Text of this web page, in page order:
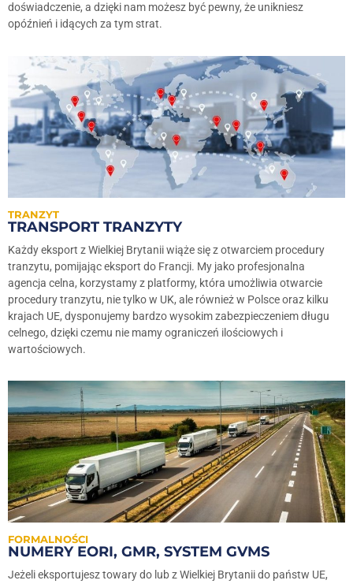
doświadczenie, a dzięki nam możesz być pewny, że unikniesz
opóźnień i idących za tym strat.
TRANZYT
TRANSPORT TRANZYTY
Każdy eksport z Wielkiej Brytanii wiąże się z otwarciem procedury
tranzytu, pomijając eksport do Francji. My jako profesjonalna
agencja celna, korzystamy z platformy, która umożliwia otwarcie
procedury tranzytu, nie tylko w UK, ale również w Polsce oraz kilku
krajach UE, dysponujemy bardzo wysokim zabezpieczeniem długu
celnego, dzięki czemu nie mamy ograniczeń ilościowych i
wartościowych.
FORMALNOŚCI
NUMERY EORI, GMR, SYSTEM GVMS
Jeżeli eksportujesz towary do lub z Wielkiej Brytanii do państw UE,